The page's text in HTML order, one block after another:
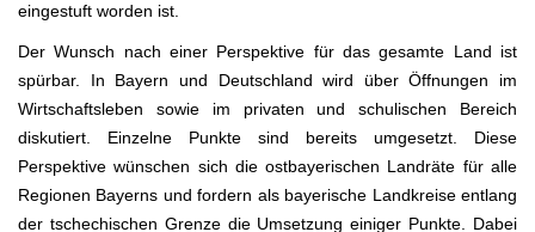
eingestuft worden ist.
Der Wunsch nach einer Perspektive für das gesamte Land ist
spürbar. In Bayern und Deutschland wird über Öffnungen im
Wirtschaftsleben sowie im privaten und schulischen Bereich
diskutiert. Einzelne Punkte sind bereits umgesetzt. Diese
Perspektive wünschen sich die ostbayerischen Landräte für alle
Regionen Bayerns und fordern als bayerische Landkreise entlang
der tschechischen Grenze die Umsetzung einiger Punkte. Dabei